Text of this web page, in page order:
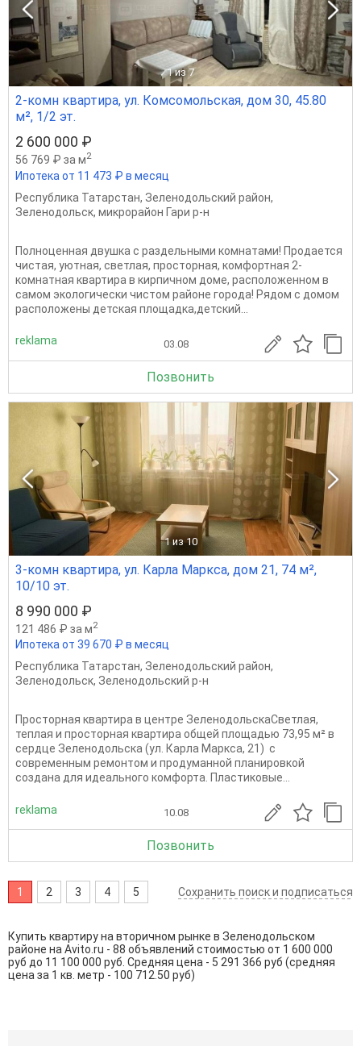
1 из 7
2-комн квартира, ул. Комсомольская, дом 30, 45.80
м², 1/2 эт.
2 600 000 ₽
56 769 ₽ за м2
Ипотека от 11 473 ₽ в месяц
Республика Татарстан, Зеленодольский район,
Зеленодольск, микрорайон Гари р-н
Полноценная двушка с раздельными комнатами! Продается
чистая, уютная, светлая, просторная, комфортная 2-
комнатная квартира в кирпичном доме, расположенном в
самом экологически чистом районе города! Рядом с домом
расположены детская площадка,детский...
reklama 03.08
Позвонить
1 из 10
3-комн квартира, ул. Карла Маркса, дом 21, 74 м²,
10/10 эт.
8 990 000 ₽
121 486 ₽ за м2
Ипотека от 39 670 ₽ в месяц
Республика Татарстан, Зеленодольский район,
Зеленодольск, Зеленодольский р-н
Просторная квартира в центре ЗеленодольскаСветлая,
теплая и просторная квартира общей площадью 73,95 м² в
сердце Зеленодольска (ул. Карла Маркса, 21) с
современным ремонтом и продуманной планировкой
создана для идеального комфорта. Пластиковые...
reklama 10.08
Позвонить
1 2 3 4 5 Сохранить поиск и подписаться
Купить квартиру на вторичном рынке в Зеленодольском
районе на Avito.ru - 88 объявлений стоимостью от 1 600 000
руб до 11 100 000 руб. Средняя цена - 5 291 366 руб (средняя
цена за 1 кв. метр - 100 712.50 руб)